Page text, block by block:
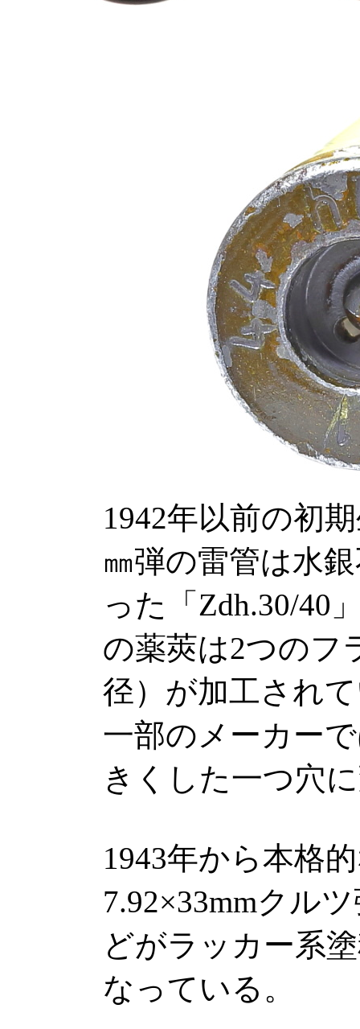
1942年以前の初
㎜弾の雷管は水
った「Zdh.30/40
の薬莢は2つのフ
径）が加工され
一部のメーカー
きくした一つ穴
1943年から本格
7.92×33mmクル
どがラッカー系
なっている。